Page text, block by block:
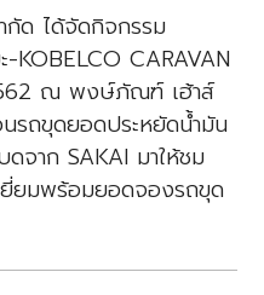
ด ได้จัดกิจกรรม
KOBELCO CARAVAN
ณ พงษ์ภัณฑ์ เฮ้าส์
รถขุดยอดประหยัดน้ำมัน
จาก SAKAI มาให้ชม
ยี่ยมพร้อมยอดจองรถขุด